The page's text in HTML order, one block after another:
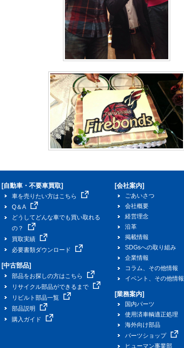
[自動車・不要車買取]
車を売りたい方はこちら
Q＆A
どうしてどんな車でも買い取れる
の？
買取実績
必要書類ダウンロード
[中古部品]
部品をお探しの方はこちら
リサイクル部品ができるまで
リビルト部品一覧
部品説明
購入ガイド
[会社案内]
ごあいさつ
会社概要
経営理念
沿革
掲載情報
SDGsへの取り組み
企業情報
コラム、その他情報
イベント、その他情報
[業務案内]
国内パーツ
使用済車輌適正処理
海外向け部品
パーツショップ
ヒューマン事業部